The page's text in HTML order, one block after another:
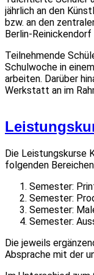
jährlich an den
bzw. an den
Berlin-Reinickendorf
Teilnehmende
Schulwoche in
arbeiten. Darüber
Werkstatt an im
Die Leistungskurse
folgenden
Semester:
Semester:
Semester:
Semester:
Die jeweils
Absprache mit der